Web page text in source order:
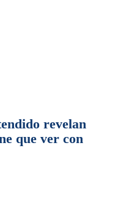
revelan
que ver con